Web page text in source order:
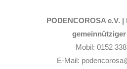
PODENCOROSA e.V. |
gemeinnütziger
Mobil: 0152
E-Mail: